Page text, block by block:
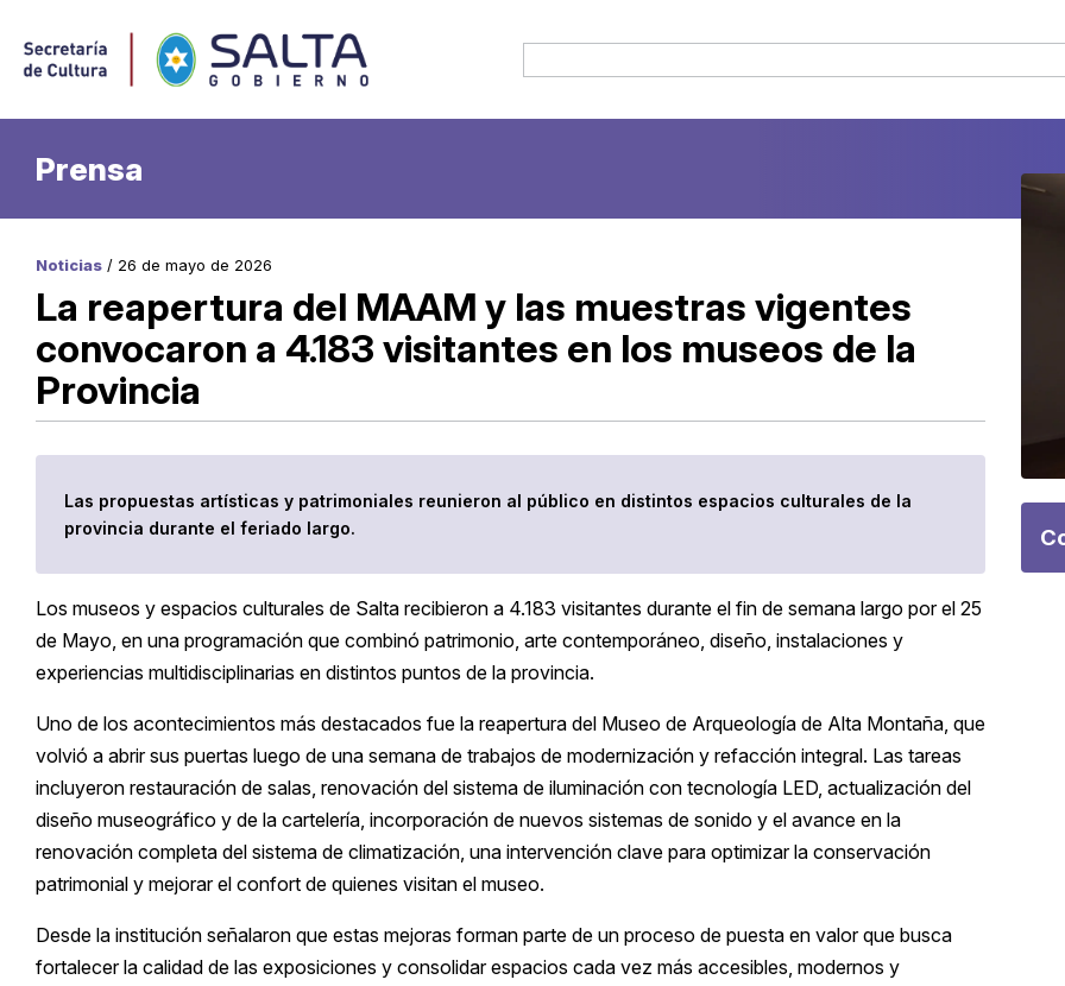
Prensa
Noticias / 26 de mayo de 2026
La reapertura del MAAM y las muestras vigentes
convocaron a 4.183 visitantes en los museos de la
Provincia
Las propuestas artísticas y patrimoniales reunieron al público en distintos espacios culturales de la
provincia durante el feriado largo.
Los museos y espacios culturales de Salta recibieron a 4.183 visitantes durante el fin de semana largo por el 25
de Mayo, en una programación que combinó patrimonio, arte contemporáneo, diseño, instalaciones y
experiencias multidisciplinarias en distintos puntos de la provincia.
Uno de los acontecimientos más destacados fue la reapertura del Museo de Arqueología de Alta Montaña, que
volvió a abrir sus puertas luego de una semana de trabajos de modernización y refacción integral. Las tareas
incluyeron restauración de salas, renovación del sistema de iluminación con tecnología LED, actualización del
diseño museográfico y de la cartelería, incorporación de nuevos sistemas de sonido y el avance en la
renovación completa del sistema de climatización, una intervención clave para optimizar la conservación
patrimonial y mejorar el confort de quienes visitan el museo.
Desde la institución señalaron que estas mejoras forman parte de un proceso de puesta en valor que busca
fortalecer la calidad de las exposiciones y consolidar espacios cada vez más accesibles, modernos y